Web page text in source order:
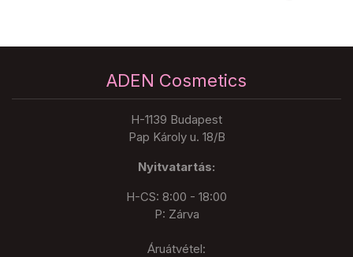
ADEN Cosmetics
H-1139 Budapest
Pap Károly u. 18/B
Nyitvatartás:
H-CS: 8:00 - 18:00
P: Zárva
Áruátvétel: